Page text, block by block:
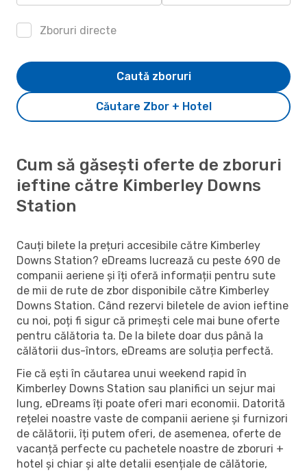
Zboruri directe
Căutare Zbor + Hotel
Caută zboruri
Cum să găsești oferte de zboruri
ieftine către Kimberley Downs
Station
Cauți bilete la prețuri accesibile către Kimberley
Downs Station? eDreams lucrează cu peste 690 de
companii aeriene și îți oferă informații pentru sute
de mii de rute de zbor disponibile către Kimberley
Downs Station. Când rezervi biletele de avion ieftine
cu noi, poți fi sigur că primești cele mai bune oferte
pentru călătoria ta. De la bilete doar dus până la
călătorii dus-întors, eDreams are soluția perfectă.
Fie că ești în căutarea unui weekend rapid în
Kimberley Downs Station sau planifici un sejur mai
lung, eDreams îți poate oferi mari economii. Datorită
rețelei noastre vaste de companii aeriene și furnizori
de călătorii, îți putem oferi, de asemenea, oferte de
vacanță perfecte cu pachetele noastre de zboruri +
hotel și chiar și alte detalii esențiale de călătorie,